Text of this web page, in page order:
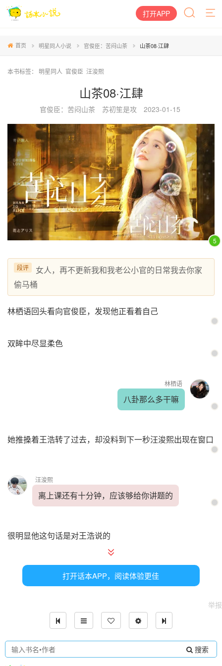
打开APP
首页 明星同人小说 官俊臣：苦闷山茶 山茶08·江肆
本书标签： 明星同人 官俊臣 汪浚熙
山茶08·江肆
官俊臣：苦闷山茶 苏初笙是攻 2023-01-15
5
段评
女人，再不更新我和我老公小官的日常我去你家
偷马桶
林栖语回头看向官俊臣，发现他正看着自己
双眸中尽显柔色
林栖语
八卦那么多干嘛
她推搡着王浩转了过去，却没料到下一秒汪浚熙出现在窗口
汪浚熙
离上课还有十分钟，应该够给你讲题的
很明显他这句话是对王浩说的
林栖语眨巴了两下眼睛后坐了下去，拿出课本不知道该干嘛
王浩瞅了她一眼后从书包里拿出数学试卷随便指了个看起来
比较难的题
打开话本APP，阅读体验更佳
举报
搜索